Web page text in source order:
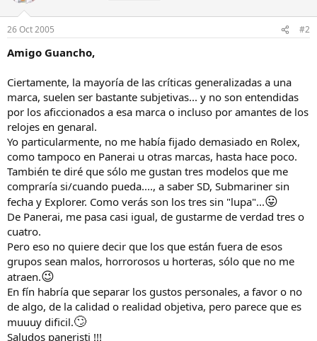
26 Oct 2005 #2
Amigo Guancho,
Ciertamente, la mayoría de las críticas generalizadas a una
marca, suelen ser bastante subjetivas... y no son entendidas
por los aficcionados a esa marca o incluso por amantes de los
relojes en genaral.
Yo particularmente, no me había fijado demasiado en Rolex,
como tampoco en Panerai u otras marcas, hasta hace poco.
También te diré que sólo me gustan tres modelos que me
compraría si/cuando pueda...., a saber SD, Submariner sin
fecha y Explorer. Como verás son los tres sin "lupa"...😛
De Panerai, me pasa casi igual, de gustarme de verdad tres o
cuatro.
Pero eso no quiere decir que los que están fuera de esos
grupos sean malos, horrorosos u horteras, sólo que no me
atraen.😉
En fín habría que separar los gustos personales, a favor o no
de algo, de la calidad o realidad objetiva, pero parece que es
muuuy dificil.🙄
Saludos paneristi !!!